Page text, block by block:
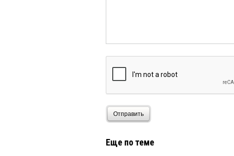
Отправить
Еще по теме